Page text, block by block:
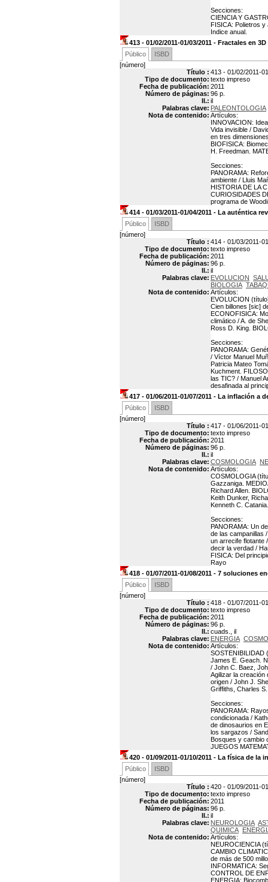
Secciones:
CIENCIA Y
FISICA: Polietros y
Indice anual.
413 - 01/02/2011-01/03/2011 - Fractales en
Público
ISBD
[número]
Título : 413 - 01/02/2011-
Tipo de documento: texto impreso
Fecha de publicación: 2011
Número de páginas: 96 p.
Il.: il
Palabras clave: PALEONTOLOGIA
Nota de contenido: Artículos:
INNOVACION:
Vida invisible /
en tres
BIOFISICA:
H. Freedman.
Secciones:
PANORAMA:
ambiente / Lluis
HISTORIA DE LA
CURIOSIDADES
programa de
414 - 01/03/2011-01/04/2011 - La auténtica
Público
ISBD
[número]
Título : 414 - 01/03/2011-
Tipo de documento: texto impreso
Fecha de publicación: 2011
Número de páginas: 96 p.
Il.: il
Palabras clave: EVOLUCION
BIOLOGIA
Nota de contenido: Artículos:
EVOLUCION
Cien billones [sic]
ECONOFISICA:
climático / A. de
Ross D. King.
Secciones:
PANORAMA:
/ Víctor Manuel
Patricia Mateo
Kuchment.
las TIC? / Manuel
desafinada al
417 - 01/06/2011-01/07/2011 - La inflación
Público
ISBD
[número]
Título : 417 - 01/06/2011-
Tipo de documento: texto impreso
Fecha de publicación: 2011
Número de páginas: 96 p.
Il.: il
Palabras clave: COSMOLOGIA
Nota de contenido: Artículos:
COSMOLOGIA
Gazzaniga.
Richard Allen.
Keith Dunker,
Kenneth C.
Secciones:
PANORAMA: Un
de las campanillas
un arrecife flotante
decir la verdad /
FISICA: Del
Rayo
418 - 01/07/2011-01/08/2011 - 7
Público
ISBD
[número]
Título : 418 - 01/07/2011-
Tipo de documento: texto impreso
Fecha de publicación: 2011
Número de páginas: 96 p.
Il.: cuads., il
Palabras clave: ENERGIA
Nota de contenido: Artículos:
SOSTENIBILIDAD
James E. Geach.
/ John C. Baez,
Agilizar la creación
origen / John J.
Griffiths, Charles
Secciones:
PANORAMA:
condicionada /
de dinosaurios en
los sargazos /
Bosques y cambio
JUEGOS
420 - 01/09/2011-01/10/2011 - La física de
Público
ISBD
[número]
Título : 420 - 01/09/2011-
Tipo de documento: texto impreso
Fecha de publicación: 2011
Número de páginas: 96 p.
Il.: il
Palabras clave: NEUROLOGIA
QUIMICA
Nota de contenido: Artículos:
NEUROCIENCIA
CAMBIO
de más de 500
INFORMATICA:
CONTROL DE
ENERGIA: